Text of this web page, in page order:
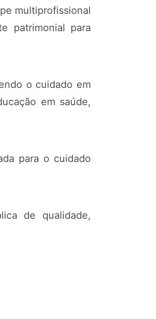
multiprofissional
patrimonial para
o cuidado em
em saúde,
para o cuidado
de qualidade,